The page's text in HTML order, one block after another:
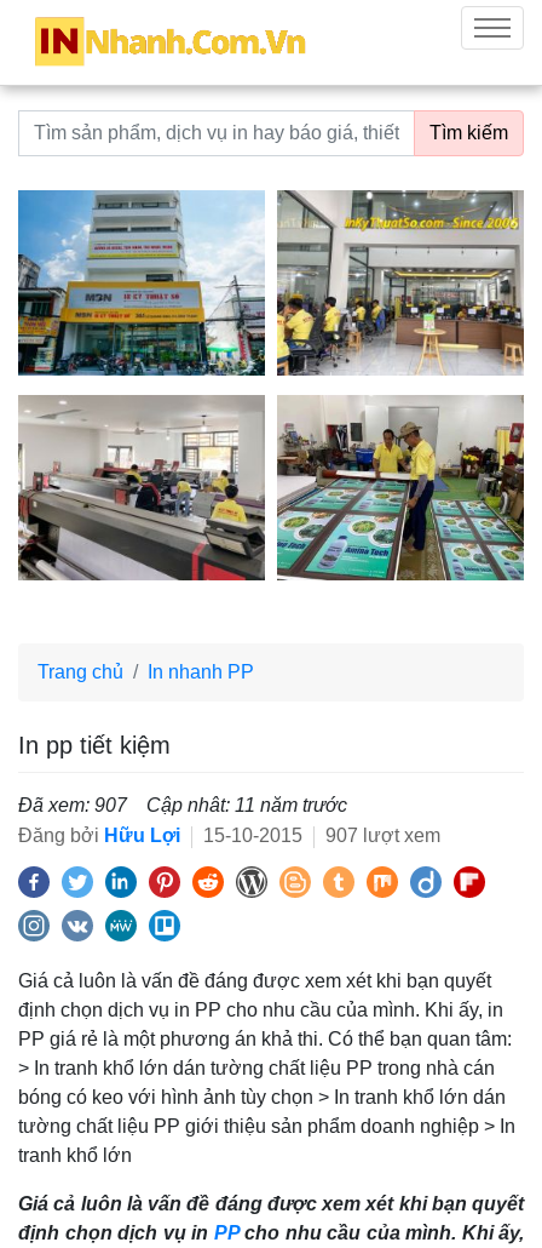
innhanh.com.vn
Menu
Từ khoá tìm kiếm Tìm kiếm
Trang chủ In nhanh PP
In pp tiết kiệm
Đã xem: 907
Cập nhât: 11 năm trước
Đăng bởi Hữu Lợi 15-10-2015 907 lượt xem
Giá cả luôn là vấn đề đáng được xem xét khi bạn quyết
định chọn dịch vụ in PP cho nhu cầu của mình. Khi ấy, in
PP giá rẻ là một phương án khả thi. Có thể bạn quan tâm:
> In tranh khổ lớn dán tường chất liệu PP trong nhà cán
bóng có keo với hình ảnh tùy chọn > In tranh khổ lớn dán
tường chất liệu PP giới thiệu sản phẩm doanh nghiệp > In
tranh khổ lớn
Giá cả luôn là vấn đề đáng được xem xét khi bạn quyết
định chọn dịch vụ in PPcho nhu cầu của mình. Khi ấy,